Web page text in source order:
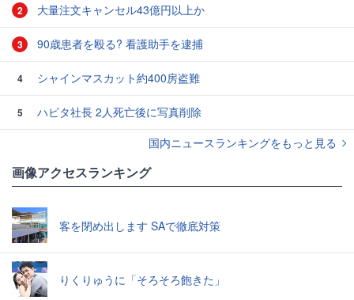
2 大量注文キャンセル43億円以上か
3 90歳患者を殴る? 看護助手を逮捕
4 シャインマスカット約400房盗難
5
ハビタ社長 2人死亡後に写真削除
国内ニュースランキングをもっと見る
画像アクセスランキング
客を閉め出します SAで徹底対策
りくりゅうに「そろそろ飽きた」